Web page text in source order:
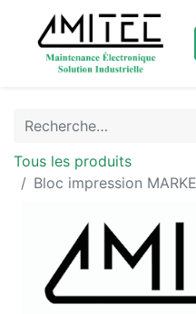
Tous les produits
Bloc impression